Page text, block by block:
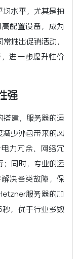
均水平，尤其是拍
配置设备，成为
推出促销活动，
进一步提升性价
强
搭建、服务器的运
少外包带来的风
力冗余、网络冗
；同时，专业的运
决各类故障，保
服务器的加
，优于行业多数